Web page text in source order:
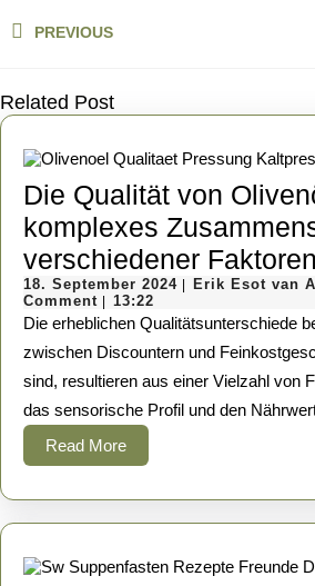
PREVIOUS
post:
Related Post
Die Qualität von
komplexes
verschiedener Faktoren
18. September 202418.
2024
Erik Esot van
Comment
13:22
Die erheblichen Qualitätsunterschiede bei Olivenöl, die
zwischen Discountern und
sind, resultieren aus einer Vielzahl von
das sensorische Profil und den
Read MoreRead
More